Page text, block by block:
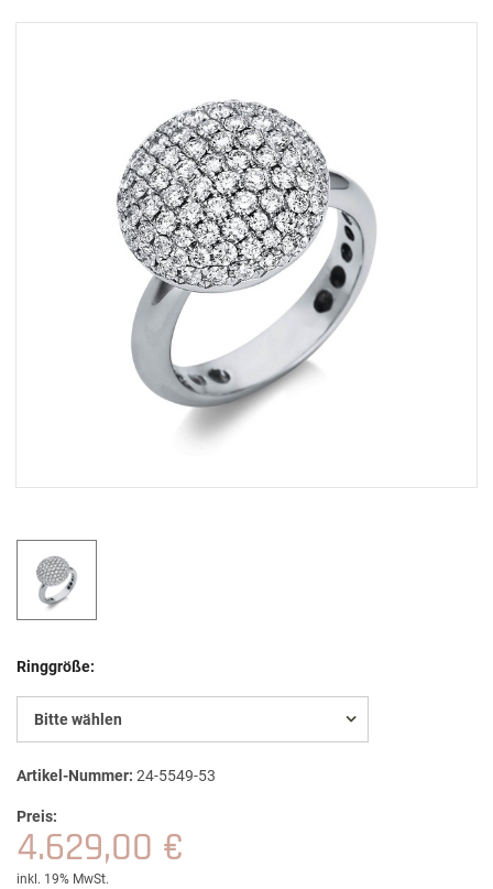
Ringgröße:
Bitte wählen
Artikel-Nummer: 24-5549-53
Preis:
4.629,00 €
inkl. 19% MwSt.